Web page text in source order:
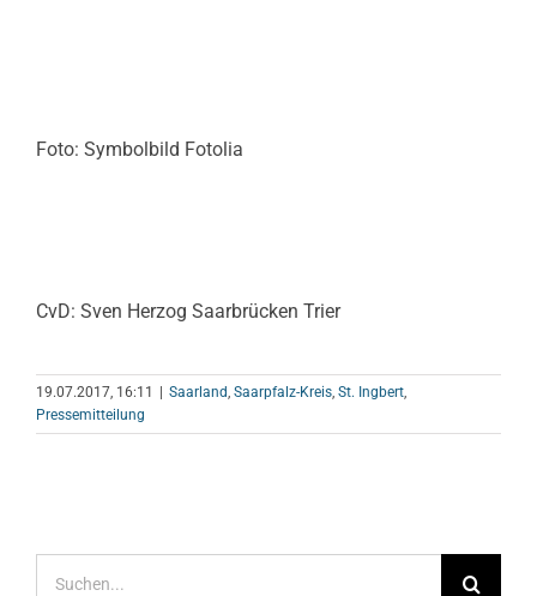
Foto: Symbolbild Fotolia
CvD: Sven Herzog Saarbrücken Trier
19.07.2017, 16:11 | Saarland Saarpfalz-Kreis St. Ingbert
Pressemitteilung
nach: